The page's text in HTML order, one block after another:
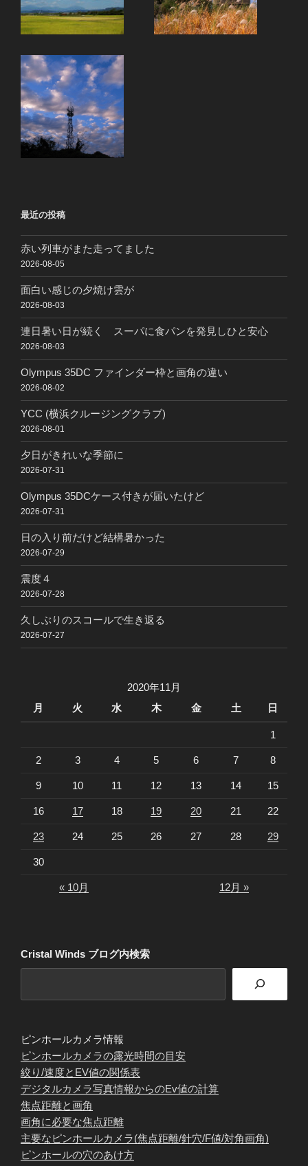
最近の投稿
赤い列車がまた走ってました
2026-08-05
面白い感じの夕焼け雲が
2026-08-03
連日暑い日が続く スーパに食パンを発見しひと安心
2026-08-03
Olympus 35DC ファインダー枠と画角の違い
2026-08-02
YCC (横浜クルージングクラブ)
2026-08-01
夕日がきれいな季節に
2026-07-31
Olympus 35DCケース付きが届いたけど
2026-07-31
日の入り前だけど結構暑かった
2026-07-29
震度４
2026-07-28
久しぶりのスコールで生き返る
2026-07-27
2020年11月
月
火 水 木 金 土 日
1
2 3 4 5 6 7 8
9 10 11 12 13 14 15
16 17 18 19 20 21 22
23 24 25 26 27 28 29
30
« 10月 12月 »
Cristal Winds ブログ内検索
ピンホールカメラ情報
ピンホールカメラの露光時間の目安
絞り/速度とEV値の関係表
デジタルカメラ写真情報からのEv値の計算
焦点距離と画角
画角に必要な焦点距離
主要なピンホールカメラ(焦点距離/針穴/F値/対角画角)
ピンホールの穴のあけ方